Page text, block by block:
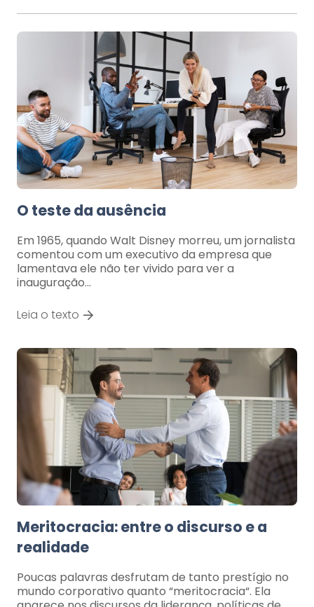
O teste da ausência
Em 1965, quando Walt Disney morreu, um jornalista
comentou com um executivo da empresa que
lamentava ele não ter vivido para ver a
inauguração…
Leia o texto
Meritocracia: entre o discurso e a
realidade
Poucas palavras desfrutam de tanto prestígio no
mundo corporativo quanto “meritocracia“. Ela